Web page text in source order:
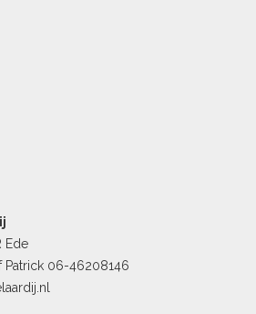
Ede
Patrick 06-46208146